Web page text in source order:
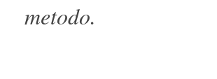
metodo.